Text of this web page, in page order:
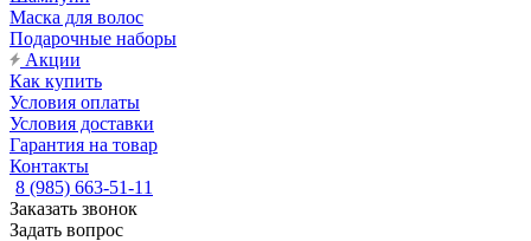
Маска для волос
Подарочные наборы
Акции
Как купить
Условия оплаты
Условия доставки
Гарантия на товар
Контакты
8 (985) 663-51-11
Заказать звонок
Задать вопрос